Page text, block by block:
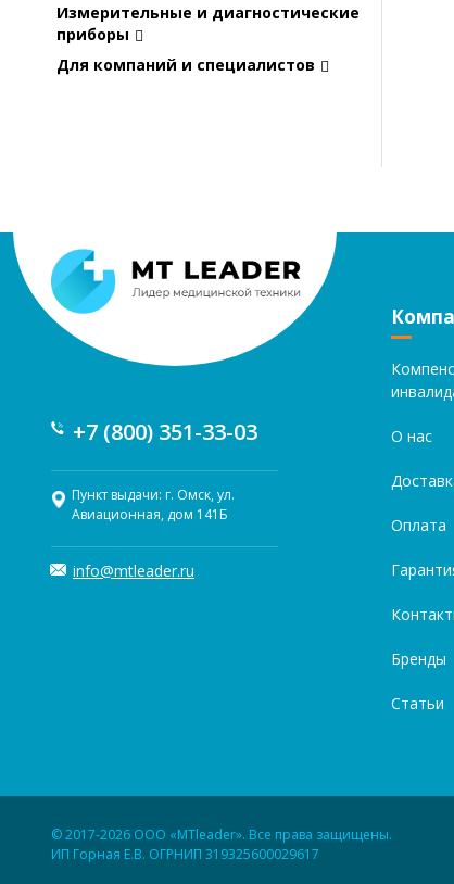
Измерительные и диагностические
приборы
Для компаний и специалистов
+7 (800) 351-33-03
Пункт выдачи: г. Омск, ул.
Авиационная, дом 141Б
info@mtleader.ru
О нас
Оплата
Бренды
Статьи
© 2017-2026 ООО «MTleader». Все права защищены.
ИП Горная Е.В. ОГРНИП 319325600029617